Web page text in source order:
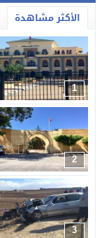
الأكثر مشاهدة
1
2
3